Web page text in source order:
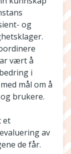
og
vært å
i
mål om å
brukere.
et
av
de får.